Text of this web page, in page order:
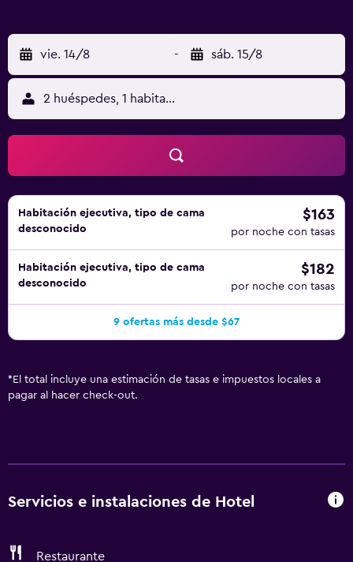
vie. 14/8 - sáb. 15/8
2 huéspedes, 1 habitación
Habitación ejecutiva, tipo de cama
desconocido
$163
por noche con tasas
Habitación ejecutiva, tipo de cama
desconocido
$182
por noche con tasas
9 ofertas más desde $67
* El total incluye una estimación de tasas e impuestos locales a
pagar al hacer check-out.
Servicios e instalaciones de Hotel
Restaurante